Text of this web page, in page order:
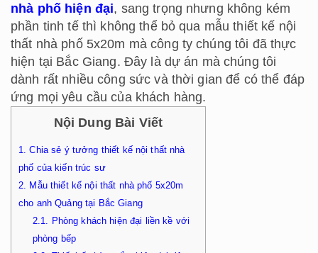
nhà phố hiện đại, sang trọng nhưng không kém
phần tinh tế thì không thể bỏ qua mẫu thiết kế nội
thất nhà phố 5x20m mà công ty chúng tôi đã thực
hiện tại Bắc Giang. Đây là dự án mà chúng tôi
dành rất nhiều công sức và thời gian để có thể đáp
ứng mọi yêu cầu của khách hàng.
Nội Dung Bài Viết
1. Chia sẻ ý tưởng thiết kế nội thất nhà
phố của kiến trúc sư
2. Mẫu thiết kế nội thất nhà phố 5x20m
cho anh Quảng tại Bắc Giang
2.1. Phòng khách hiện đại liền kề với
phòng bếp